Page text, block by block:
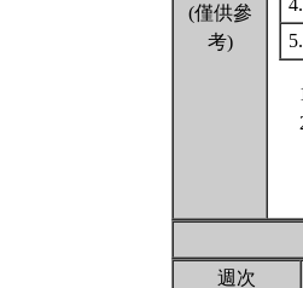
(僅供參
考)
4.
5.
週次